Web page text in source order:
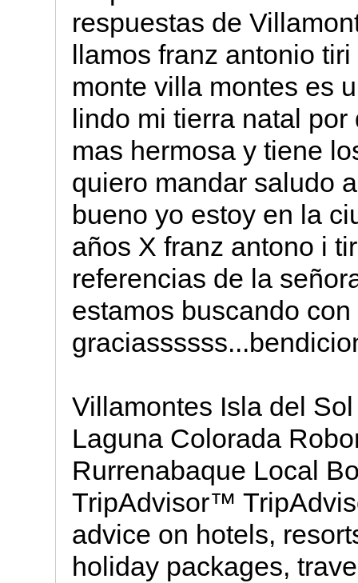
respuestas de
llamos franz antonio
monte villa montes es
lindo mi tierra natal
mas hermosa y tiene
quiero mandar saludo
bueno yo estoy en la
años X franz antono i
referencias de la
estamos buscando
Villamontes Isla del
Laguna Colorada
Rurrenabaque Local
TripAdvisor™
advice on hotels,
holiday packages,